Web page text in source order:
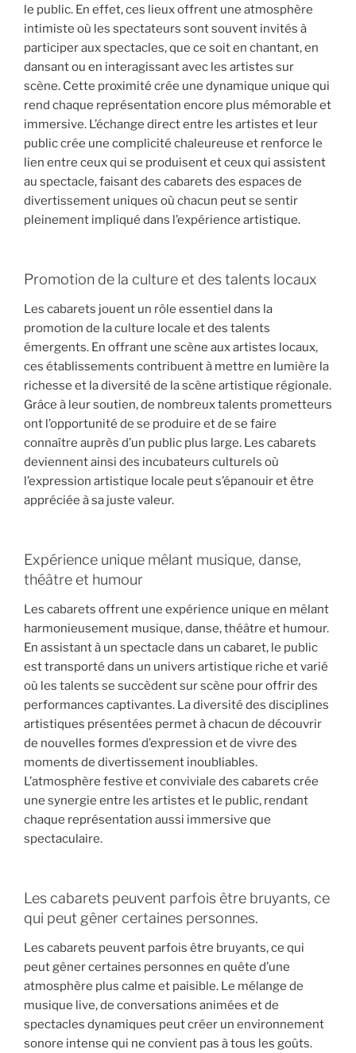
le public. En effet, ces lieux offrent une atmosphère
intimiste où les spectateurs sont souvent invités à
participer aux spectacles, que ce soit en chantant, en
dansant ou en interagissant avec les artistes sur
scène. Cette proximité crée une dynamique unique qui
rend chaque représentation encore plus mémorable et
immersive. L’échange direct entre les artistes et leur
public crée une complicité chaleureuse et renforce le
lien entre ceux qui se produisent et ceux qui assistent
au spectacle, faisant des cabarets des espaces de
divertissement uniques où chacun peut se sentir
pleinement impliqué dans l’expérience artistique.
Promotion de la culture et des talents locaux
Les cabarets jouent un rôle essentiel dans la
promotion de la culture locale et des talents
émergents. En offrant une scène aux artistes locaux,
ces établissements contribuent à mettre en lumière la
richesse et la diversité de la scène artistique régionale.
Grâce à leur soutien, de nombreux talents prometteurs
ont l’opportunité de se produire et de se faire
connaître auprès d’un public plus large. Les cabarets
deviennent ainsi des incubateurs culturels où
l’expression artistique locale peut s’épanouir et être
appréciée à sa juste valeur.
Expérience unique mêlant musique, danse,
théâtre et humour
Les cabarets offrent une expérience unique en mêlant
harmonieusement musique, danse, théâtre et humour.
En assistant à un spectacle dans un cabaret, le public
est transporté dans un univers artistique riche et varié
où les talents se succèdent sur scène pour offrir des
performances captivantes. La diversité des disciplines
artistiques présentées permet à chacun de découvrir
de nouvelles formes d’expression et de vivre des
moments de divertissement inoubliables.
L’atmosphère festive et conviviale des cabarets crée
une synergie entre les artistes et le public, rendant
chaque représentation aussi immersive que
spectaculaire.
Les cabarets peuvent parfois être bruyants, ce
qui peut gêner certaines personnes.
Les cabarets peuvent parfois être bruyants, ce qui
peut gêner certaines personnes en quête d’une
atmosphère plus calme et paisible. Le mélange de
musique live, de conversations animées et de
spectacles dynamiques peut créer un environnement
sonore intense qui ne convient pas à tous les goûts.